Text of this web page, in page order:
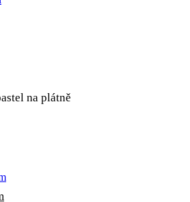
na plátně